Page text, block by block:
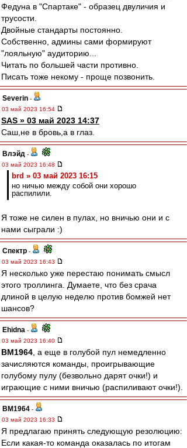
Федуна в "Спартаке" - образец двуличия и
трусости.
Двойные стандарты постоянно.
Собственно, админы сами формируют
"лояльную" аудиторию...
Читать по большей части противно.
Писать тоже некому - проще позвонить.
Severin -
03 май 2023 16:54
SAS » 03 май 2023 14:37
Саш,не в бровь,а в глаз.
Влэйд -
03 май 2023 16:48
brd » 03 май 2023 16:15
но ничью между собой они хорошо
распилили.
Я тоже не силен в пулах, но вничью они и с
нами сыграли :)
Спектр -
03 май 2023 16:43
Я несколько уже перестаю понимать смысл
этого троллинга. Думаете, что без срача
длиной в целую неделю против бомжей нет
шансов?
Ehidna -
03 май 2023 16:40
BM1964 , а еще в голубой пул немедленно
зачисляются команды, проигрывающие
голубому пулу (безвольно дарят очки!) и
играющие с ними вничью (распиливают очки!).
BM1964 -
03 май 2023 16:33
Я предлагаю принять следующую резолюцию:
Если какая-то команда оказалась по итогам